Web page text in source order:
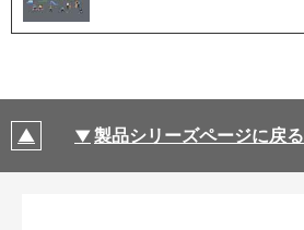
製品シリーズページに戻る